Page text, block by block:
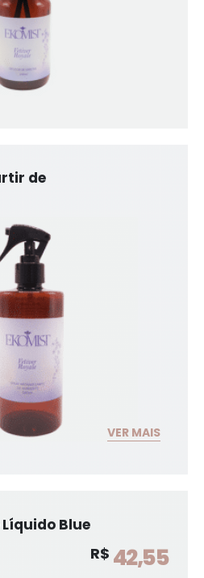
de
VER MAIS
Blue
R$ 42,55